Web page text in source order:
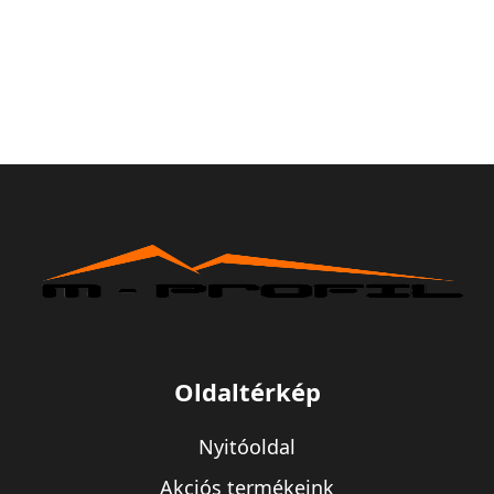
Oldaltérkép
Nyitóoldal
Akciós termékeink